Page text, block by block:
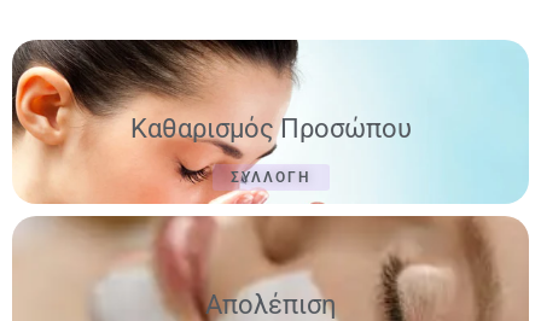
Καθαρισμός Προσώπου
ΣΥΛΛΟΓΗ
Απολέπιση